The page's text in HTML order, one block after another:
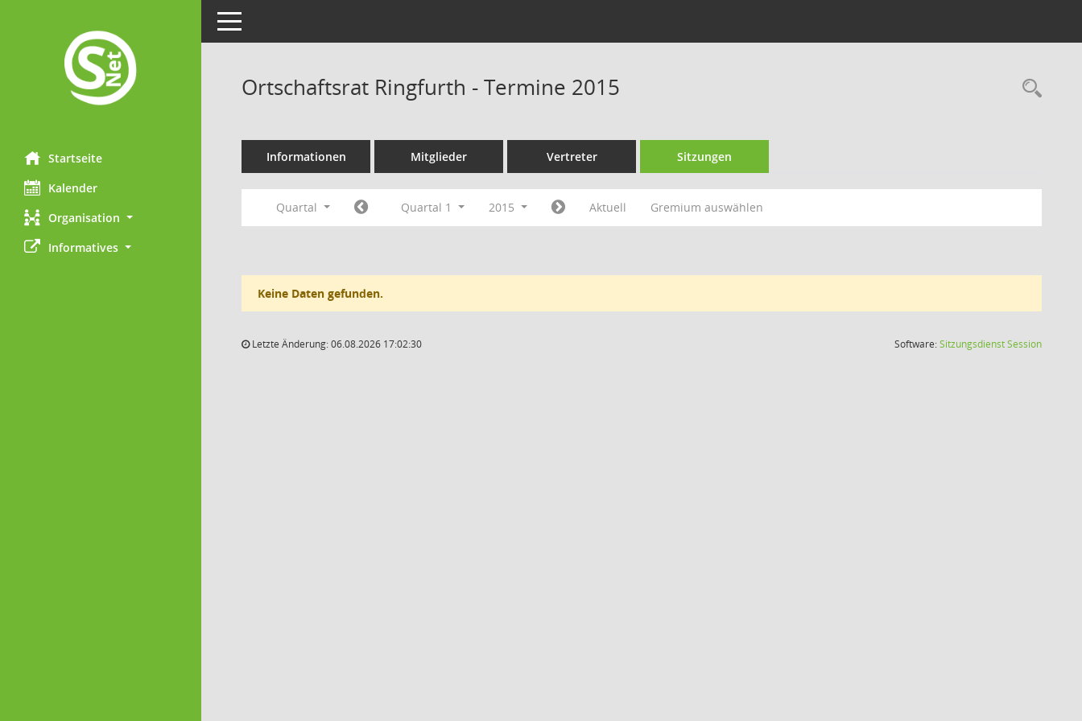
Startseite
Kalender
Organisation
Informatives
Toggle navigation
Ortschaftsrat Ringfurth - Termine 2015
Informationen Mitglieder Vertreter Sitzungen
Quartal Quartal 1 2015 Aktuell Gremium auswählen
Keine Daten gefunden.
Letzte Änderung: 06.08.2026 17:02:30 Software:SitzungsdienstSession(Wird in